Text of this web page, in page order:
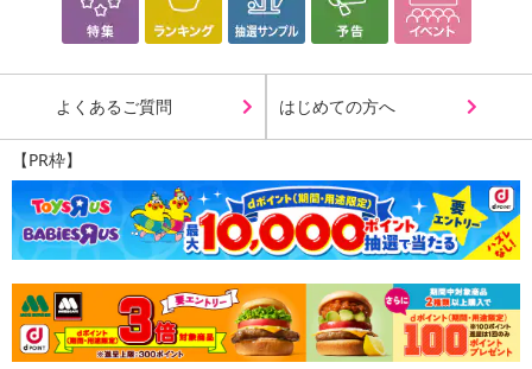
よくあるご質問 はじめての方へ
【PR枠】